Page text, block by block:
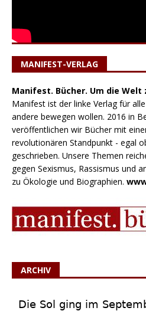
MANIFEST-VERLAG
Manifest. Bücher. Um die Welt
Manifest ist der linke Verlag für
andere bewegen wollen. 2016 in
veröffentlichen wir Bücher mit
revolutionären Standpunkt - egal
geschrieben. Unsere Themen
gegen Sexismus, Rassismus und
zu Ökologie und Biographien.
ARCHIV